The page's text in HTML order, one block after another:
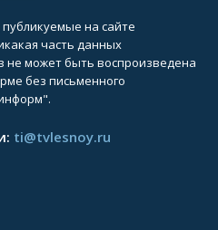
на сайте
часть данных
не может быть воспроизведена
без письменного
ti@tvlesnoy.ru